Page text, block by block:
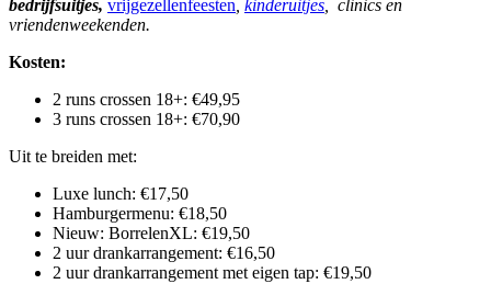
bedrijfsuitjes, vrijgezellenfeesten kinderuitjes , clinics en
vriendenweekenden.
Kosten:
2 runs crossen 18+: €49,95
3 runs crossen 18+: €70,90
Uit te breiden met:
Luxe lunch: €17,50
Hamburgermenu: €18,50
Nieuw: BorrelenXL: €19,50
2 uur drankarrangement: €16,50
2 uur drankarrangement met eigen tap: €19,50